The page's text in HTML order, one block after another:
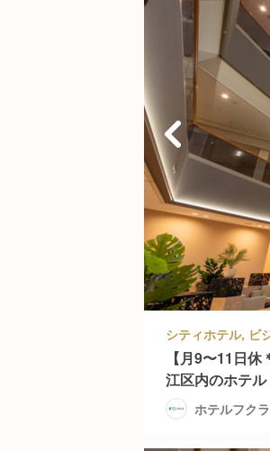
【月9〜11日
江区内のホテル
ホテルフク